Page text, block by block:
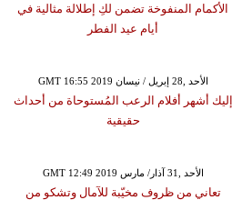
الأكمام المنفوخة تضمن لكِ إطلالة مثالية في
أيام عيد الفطر
GMT 16:55 2019 الأحد ,28 إبريل / نيسان
إليك أشهر أفلام الرعب المُستوحاة من أحداث
حقيقية
GMT 12:49 2019 الأحد ,31 آذار/ مارس
تعاني من ظروف مخيّبة للآمال وتشكو من